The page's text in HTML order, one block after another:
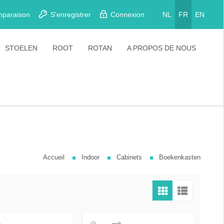
S'enregistrer Connexion NL FR EN
STOELEN ROOT ROTAN A PROPOS DE NOUS
Accueil Indoor Cabinets Boekenkasten